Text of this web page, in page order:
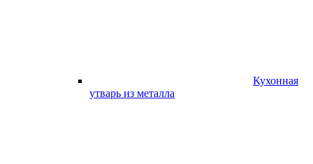
Кухонная
утварь из металла